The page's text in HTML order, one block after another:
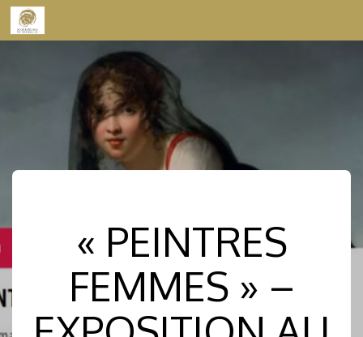
Skip to content
« PEINTRES
FEMMES » –